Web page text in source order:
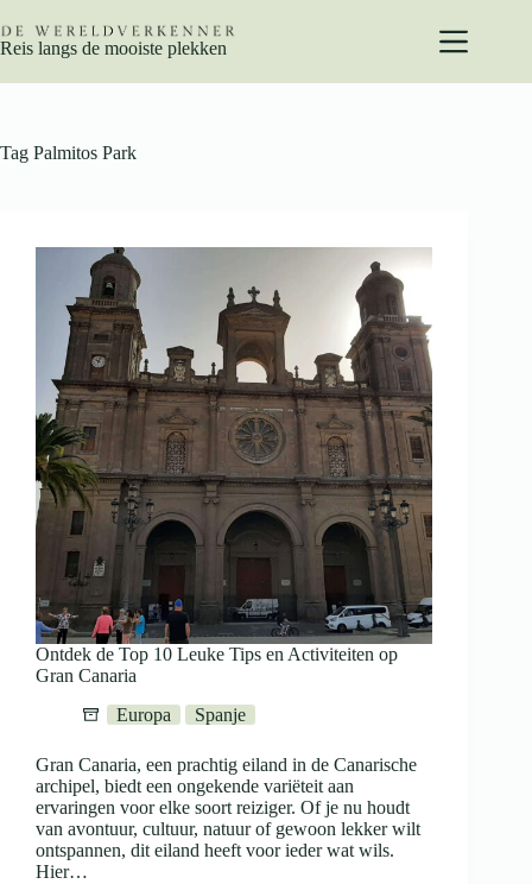
naar
de
Reis langs de mooiste plekken
Tag Palmitos Park
Ontdek de Top 10 Leuke Tips en Activiteiten op
Gran Canaria
Europa
Spanje
Gran Canaria, een prachtig eiland in de Canarische
archipel, biedt een ongekende variëteit aan
ervaringen voor elke soort reiziger. Of je nu houdt
van avontuur, cultuur, natuur of gewoon lekker wilt
ontspannen, dit eiland heeft voor ieder wat wils.
Hier…